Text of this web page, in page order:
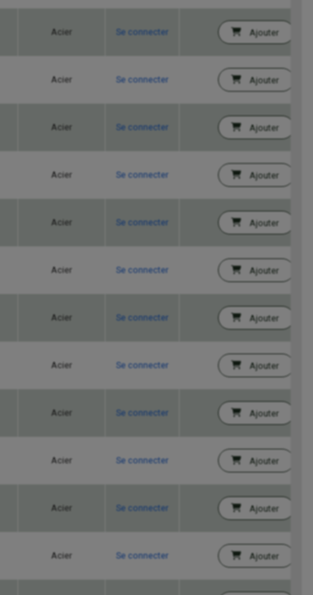
Acier Se connecter Ajouter
Acier Se connecter Ajouter
Acier Se connecter Ajouter
Acier Se connecter Ajouter
Acier Se connecter Ajouter
Acier Se connecter Ajouter
Acier Se connecter Ajouter
Acier Se connecter Ajouter
Acier Se connecter Ajouter
Acier Se connecter Ajouter
Acier Se connecter Ajouter
Acier Se connecter Ajouter